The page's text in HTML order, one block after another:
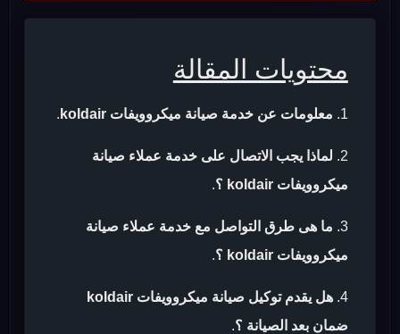
محتويات المقالة
معلومات عن خدمة صيانة ميكروويفات koldair .
لماذا يجب الاتصال على خدمة عملاء صيانة
ميكروويفات koldair ؟
.
ما هى طرق التواصل مع خدمة عملاء صيانة
ميكروويفات koldair ؟
.
هل يقدم توكيل صيانة ميكروويفات koldair
ضمان بعد الصيانة ؟.